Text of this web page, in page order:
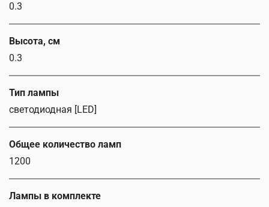
0.3
Высота, см
0.3
Тип лампы
светодиодная [LED]
Общее количество ламп
1200
Лампы в комплекте